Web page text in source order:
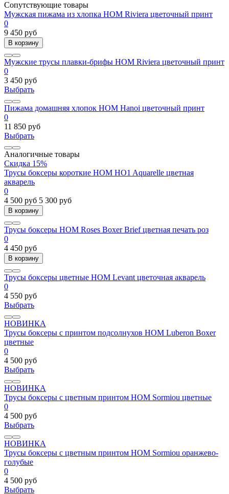
Сопутствующие товары
Мужская пижама из хлопка HOM Riviera цветочный принт
0
9 450 руб
В корзину
Мужские трусы плавки-брифы HOM Riviera цветочный принт
0
3 450 руб
Выбрать
Пижама домашняя хлопок HOM Hanoi цветочный принт
0
11 850 руб
Выбрать
Аналогичные товары
Скидка 15%
Трусы боксеры короткие HOM HO1 Aquarelle цветная
акварель
0
4 500 руб 5 300 руб
В корзину
Трусы боксеры HOM Roses Boxer Brief цветная печать роз
0
4 450 руб
В корзину
Трусы боксеры цветные HOM Levant цветочная акварель
0
4 550 руб
Выбрать
НОВИНКА
Трусы боксеры с принтом подсолнухов HOM Luberon Boxer
цветные
0
4 500 руб
Выбрать
НОВИНКА
Трусы боксеры с цветным принтом HOM Sormiou цветные
0
4 500 руб
Выбрать
НОВИНКА
Трусы боксеры с цветным принтом HOM Sormiou оранжево-
голубые
0
4 500 руб
Выбрать